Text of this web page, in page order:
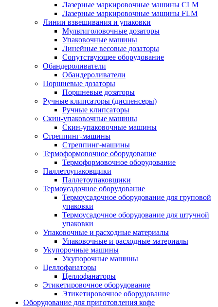
Лазерные маркировочные машины CLM
Лазерные маркировочные машины FLM
Линии взвешивания и упаковки
Мультиголовочные дозаторы
Упаковочные машины
Линейные весовые дозаторы
Сопутствующее оборудование
Обандероливатели
Обандероливатели
Поршневые дозаторы
Поршневые дозаторы
Ручные клипсаторы (диспенсеры)
Ручные клипсаторы
Скин-упаковочные машины
Скин-упаковочные машины
Стреппинг-машины
Стреппинг-машины
Термоформовочное оборудование
Термоформовочное оборудование
Паллетоупаковщики
Паллетоупаковщики
Термоусадочное оборудование
Термоусадочное оборудование для груповой
упаковки
Термоусадочное оборудование для штучной
упаковки
Упаковочные и расходные материалы
Упаковочные и расходные материалы
Укупорочные машины
Укупорочные машины
Целлофанаторы
Целлофанаторы
Этикетировочное оборудование
Этикетировочное оборудование
Оборудование для приготовления кофе